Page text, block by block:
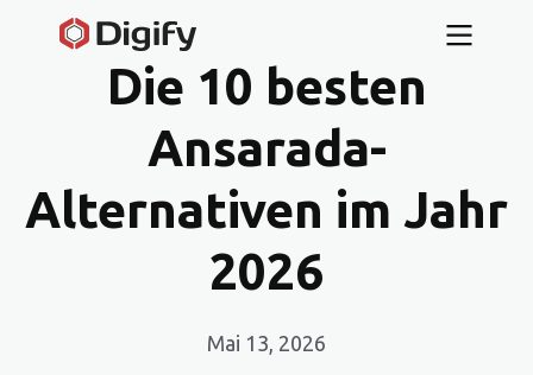
Die 10 besten
Ansarada-
Alternativen im Jahr
2026
Mai 13, 2026